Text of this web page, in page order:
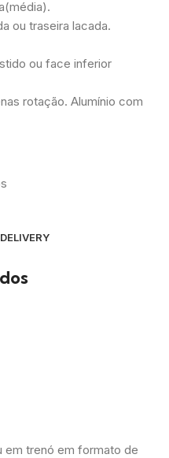
ou traseira lacada.
ou face inferior
rotação. Alumínio com
em trenó em formato de